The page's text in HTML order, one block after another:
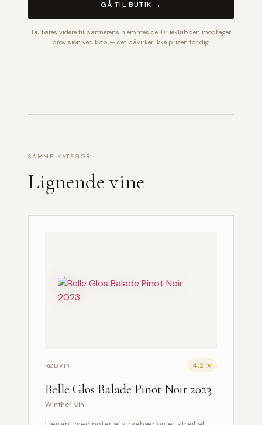
GÅ TIL BUTIK →
Du føres videre til partnerens hjemmeside. Drueklubben modtager
provision ved køb — det påvirker ikke prisen for dig.
SAMME KATEGORI
Lignende vine
RØDVIN 4.2 ★
Belle Glos Balade Pinot Noir 2023
Winther Vin